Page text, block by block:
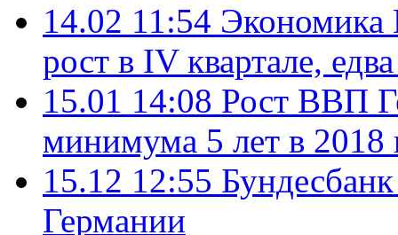
14.02 11:54 Экономика
рост в IV квартале,
15.01 14:08 Рост ВВП
минимума 5 лет в 2018
15.12 12:55
Германии